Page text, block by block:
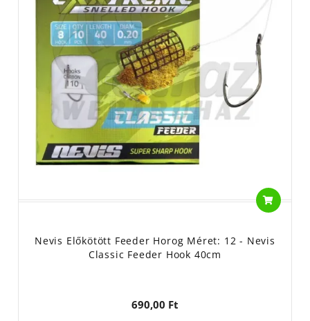
Nevis Előkötött Feeder Horog Méret: 12 - Nevis
Classic Feeder Hook 40cm
690,00 Ft